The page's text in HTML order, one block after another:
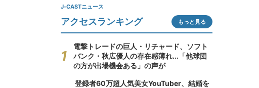
J-CASTニュース
アクセスランキング もっと見る
電撃トレードの巨人・リチャード、ソフト
バンク・秋広優人の存在感薄れ...「他球団
の方が出場機会ある」の声が
登録者60万超人気美女YouTuber、結婚を